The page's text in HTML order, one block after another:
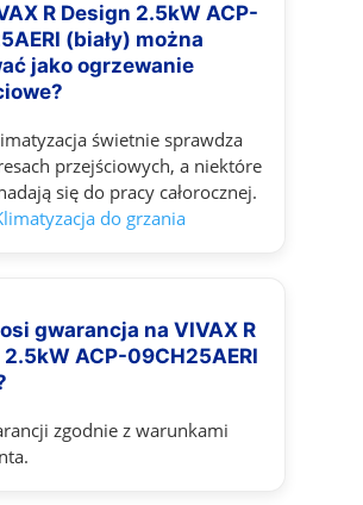
R Design 2.5kW ACP-
(biały) można
jako ogrzewanie
świetnie sprawdza
przejściowych, a niektóre
się do pracy całorocznej.
do grzania
gwarancja na VIVAX R
ACP-09CH25AERI
zgodnie z warunkami